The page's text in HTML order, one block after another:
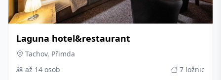
Laguna hotel&restaurant
Tachov, Přimda
až 14 osob
7 ložnic